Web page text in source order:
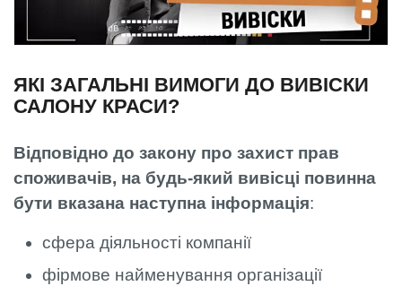
ЯКІ ЗАГАЛЬНІ ВИМОГИ ДО ВИВІСКИ
САЛОНУ КРАСИ?
Відповідно до закону про захист прав
споживачів, на будь-який вивісці повинна
бути вказана наступна інформація:
сфера діяльності компанії
фірмове найменування організації